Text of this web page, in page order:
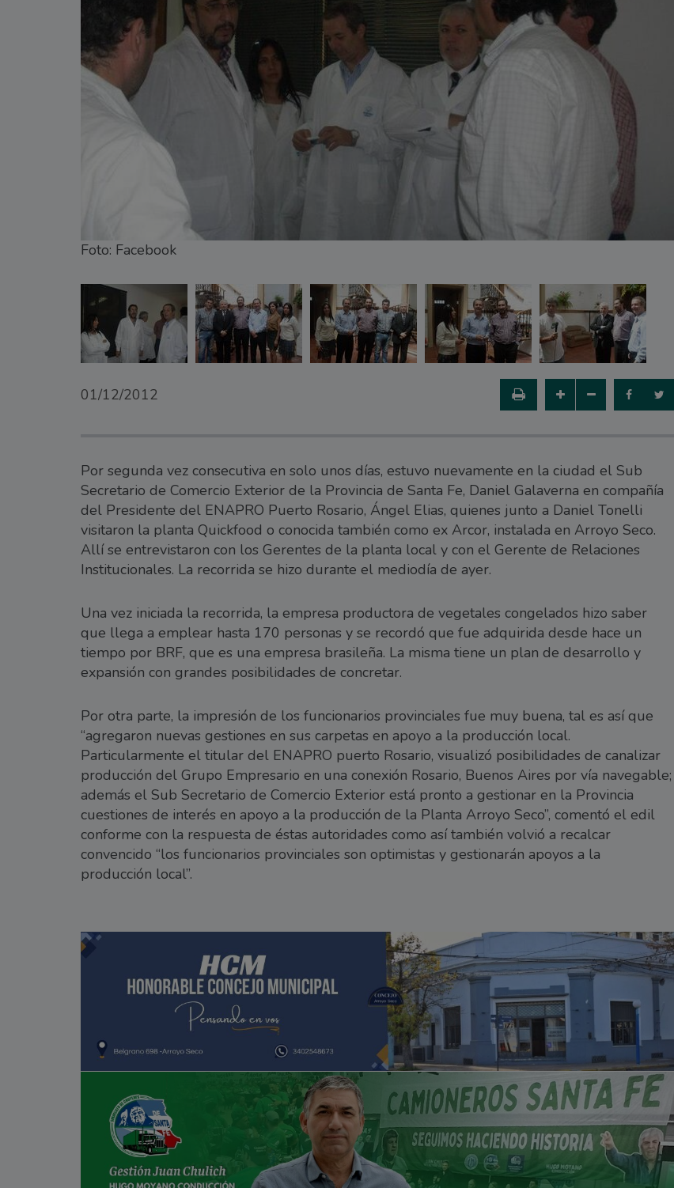
Foto: Facebook
01/12/2012
Por segunda vez consecutiva en solo unos días, estuvo nuevamente en la ciudad el Sub
Secretario de Comercio Exterior de la Provincia de Santa Fe, Daniel Galaverna en compañía
del Presidente del ENAPRO Puerto Rosario, Ángel Elias, quienes junto a Daniel Tonelli
visitaron la planta Quickfood o conocida también como ex Arcor, instalada en Arroyo Seco.
Allí se entrevistaron con los Gerentes de la planta local y con el Gerente de Relaciones
Institucionales. La recorrida se hizo durante el mediodía de ayer.
Una vez iniciada la recorrida, la empresa productora de vegetales congelados hizo saber
que llega a emplear hasta 170 personas y se recordó que fue adquirida desde hace un
tiempo por BRF, que es una empresa brasileña. La misma tiene un plan de desarrollo y
expansión con grandes posibilidades de concretar.
Por otra parte, la impresión de los funcionarios provinciales fue muy buena, tal es así que
“agregaron nuevas gestiones en sus carpetas en apoyo a la producción local.
Particularmente el titular del ENAPRO puerto Rosario, visualizó posibilidades de canalizar
producción del Grupo Empresario en una conexión Rosario, Buenos Aires por vía navegable;
además el Sub Secretario de Comercio Exterior está pronto a gestionar en la Provincia
cuestiones de interés en apoyo a la producción de la Planta Arroyo Seco”, comentó el edil
conforme con la respuesta de éstas autoridades como así también volvió a recalcar
convencido “los funcionarios provinciales son optimistas y gestionarán apoyos a la
producción local”.